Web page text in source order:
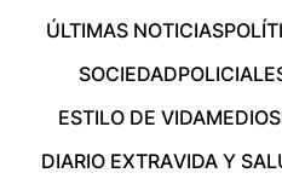
ÚLTIMAS NOTICIAS
SOCIEDAD
ESTILO DE VIDAMEDIOS
DIARIO EXTRAVIDA Y